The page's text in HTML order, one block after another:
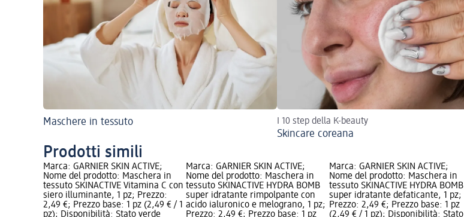
Maschere in tessuto I 10 step della K-beauty
Skincare coreana
Prodotti simili
Marca: GARNIER SKIN ACTIVE;
Nome del prodotto: Maschera in
tessuto SKINACTIVE Vitamina C con
siero illuminante, 1 pz; Prezzo:
2,49 €; Prezzo base: 1 pz (2,49 € / 1
pz); Disponibilità: Stato verde
Marca: GARNIER SKIN ACTIVE;
Nome del prodotto: Maschera in
tessuto SKINACTIVE HYDRA BOMB
super idratante rimpolpante con
acido ialuronico e melograno, 1 pz;
Prezzo: 2,49 €; Prezzo base: 1 pz
Marca: GARNIER SKIN ACTIVE;
Nome del prodotto: Maschera in
tessuto SKINACTIVE HYDRA BOMB
super idratante defaticante, 1 pz;
Prezzo: 2,49 €; Prezzo base: 1 pz
(2,49 € / 1 pz); Disponibilità: Stato